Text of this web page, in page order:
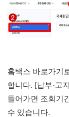
홈택스 바로가기
합니다. [납부·고지
들어가면 조회기
수 있습니다.